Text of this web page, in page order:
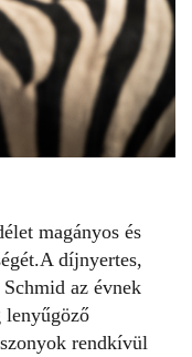
magányos és
díjnyertes,
az évnek
lenyűgöző
rendkívül